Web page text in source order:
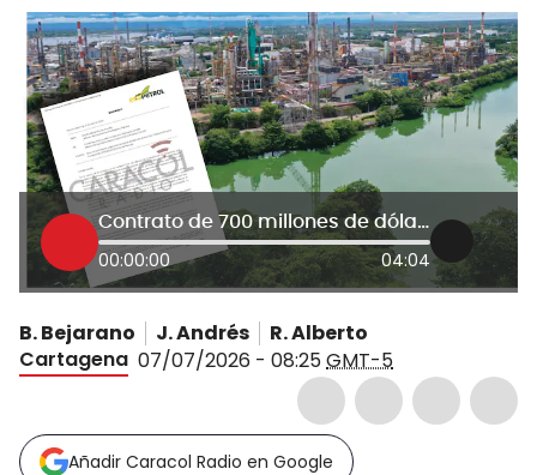
Contrato de 700 millones de dólares divide a las directivas de Ecopetrol
00:00:00 04:04
B. Bejarano J. Andrés
R. Alberto
Cartagena 07/07/2026 - 08:25GMT-5
Añadir Caracol Radio en Google